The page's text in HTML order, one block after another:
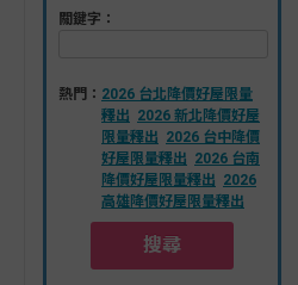
關鍵字：
熱門： 2026 台北降價好屋限量
釋出 2026 新北降價好屋
限量釋出 2026 台中降價
好屋限量釋出 2026 台南
降價好屋限量釋出 2026
高雄降價好屋限量釋出
搜尋